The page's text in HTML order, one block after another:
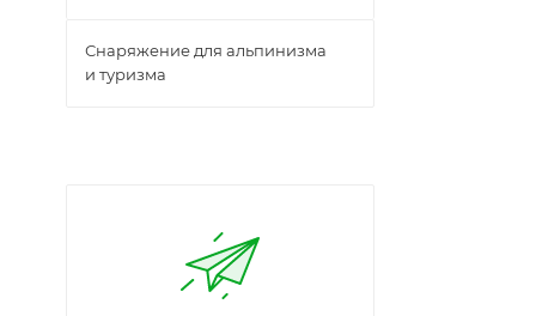
Снаряжение для альпинизма
и туризма